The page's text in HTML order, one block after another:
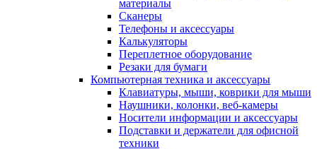
материалы
Сканеры
Телефоны и аксессуары
Калькуляторы
Переплетное оборудование
Резаки для бумаги
Компьютерная техника и аксессуары
Клавиатуры, мыши, коврики для мыши
Наушники, колонки, веб-камеры
Носители информации и аксессуары
Подставки и держатели для офисной
техники